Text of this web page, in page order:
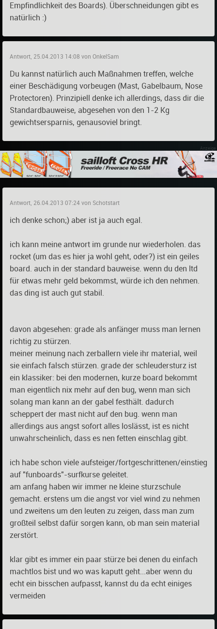
Empfindlichkeit des Boards). Überschneidungen gibt es
natürlich :)
Antwort, 25.04.2013 14:08 von OnkelSam
Du kannst natürlich auch Maßnahmen treffen, welche
einer Beschädigung vorbeugen (Mast, Gabelbaum, Nose
Protectoren). Prinzipiell denke ich allerdings, dass dir die
Standardbauweise, abgesehen von den 1-2 Kg
gewichtsersparnis, genausoviel bringt.
Antwort, 26.04.2013 07:24 von Schotstart
ich denke schon;) aber ist ja auch egal.
ich kann meine antwort im grunde nur wiederholen. das
rocket (um das es hier ja wohl geht, oder?) ist ein geiles
board. auch in der standard bauweise. wenn du den ltd
für etwas mehr geld bekommst, würde ich den nehmen.
das ding ist auch gut stabil.
davon abgesehen: grade als anfänger muss man lernen
richtig zu stürzen.
meiner meinung nach zerballern viele ihr material, weil
sie einfach falsch stürzen. grade der schleudersturz ist
ein klassiker: bei den modernen, kurze board bekommt
man eigentlich nix mehr auf den bug, wenn man sich
solang man kann an der gabel festhält. dadurch
scheppert der mast nicht auf den bug. wenn man
allerdings aus angst sofort alles loslässt, ist es nicht
unwahrscheinlich, dass es nen fetten einschlag gibt.
ich habe schon viele aufsteiger/fortgeschrittenen/einstieg
auf "funboards"-surfkurse geleitet.
am anfang haben wir immer ne kleine sturzschule
gemacht. erstens um die angst vor viel wind zu nehmen
und zweitens um den leuten zu zeigen, dass man zum
großteil selbst dafür sorgen kann, ob man sein material
zerstört.
klar gibt es immer ein paar stürze bei denen du einfach
machtlos bist und wo was kaputt geht...aber wenn du
echt ein bisschen aufpasst, kannst du da echt einiges
vermeiden